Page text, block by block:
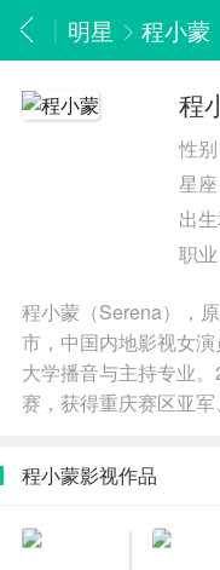
明星 程小蒙
程
性
星座
出
职
程小蒙（Serena），
市，中国内地影视女
大学播音与主持专业
赛，获得重庆赛区亚
东方天使》的比赛，获
川电视台文化旅游频
之后，程小蒙选择去美
出演个人首部网络剧《
程小蒙影视作品